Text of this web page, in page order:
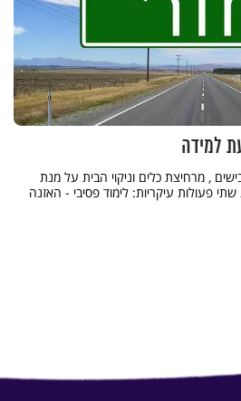
למידה
, מרחיצת כלים וניקוי הבית על מנת
פעולות עיקריות: לימוד פסיבי - האזנה